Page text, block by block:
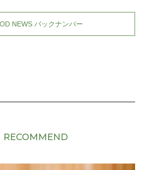
NEWS バックナンバー
RECOMMEND